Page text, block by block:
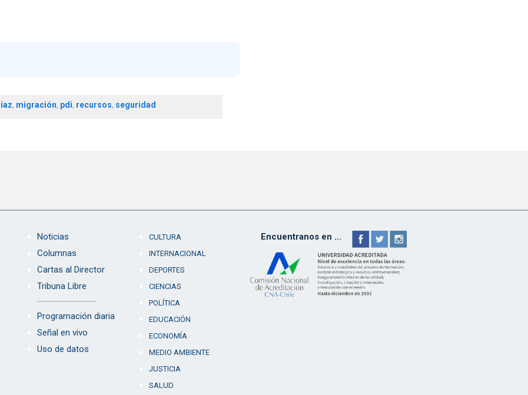
, migración, pdi, recursos, seguridad
Noticias
Columnas
Cartas al Director
Tribuna Libre
Programación diaria
Señal en vivo
Uso de datos
CULTURA
INTERNACIONAL
DEPORTES
CIENCIAS
POLÍTICA
EDUCACIÓN
ECONOMÍA
MEDIO AMBIENTE
JUSTICIA
SALUD
Encuentranos en ...